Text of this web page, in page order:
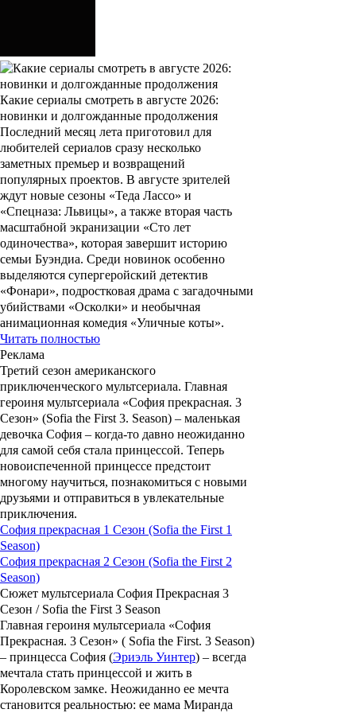
Какие сериалы смотреть в августе 2026:
новинки и долгожданные продолжения
Последний месяц лета приготовил для
любителей сериалов сразу несколько
заметных премьер и возвращений
популярных проектов. В августе зрителей
ждут новые сезоны «Теда Лассо» и
«Спецназа: Львицы», а также вторая часть
масштабной экранизации «Сто лет
одиночества», которая завершит историю
семьи Буэндиа. Среди новинок особенно
выделяются супергеройский детектив
«Фонари», подростковая драма с загадочными
убийствами «Осколки» и необычная
анимационная комедия «Уличные коты».
Читать полностью
Реклама
Третий сезон американского
приключенческого мультсериала. Главная
героиня мультсериала «София прекрасная. 3
Сезон» (Sofia the First 3. Season) – маленькая
девочка София – когда-то давно неожиданно
для самой себя стала принцессой. Теперь
новоиспеченной принцессе предстоит
многому научиться, познакомиться с новыми
друзьями и отправиться в увлекательные
приключения.
София прекрасная 1 Сезон (Sofia the First 1
Season)
София прекрасная 2 Сезон (Sofia the First 2
Season)
Сюжет мультсериала София Прекрасная 3
Сезон / Sofia the First 3 Season
Главная героиня мультсериала «София
Прекрасная. 3 Сезон» ( Sofia the First. 3 Season)
– принцесса София (Эриэль Уинтер) – всегда
мечтала стать принцессой и жить в
Королевском замке. Неожиданно ее мечта
становится реальностью: ее мама Миранда